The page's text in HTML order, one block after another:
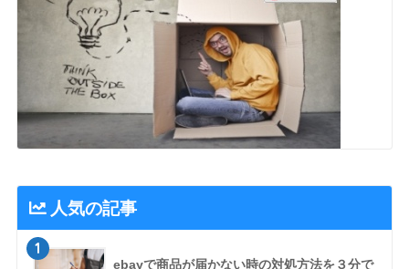
人気の記事
1
ebayで商品が届かない時の対処方法を３分で